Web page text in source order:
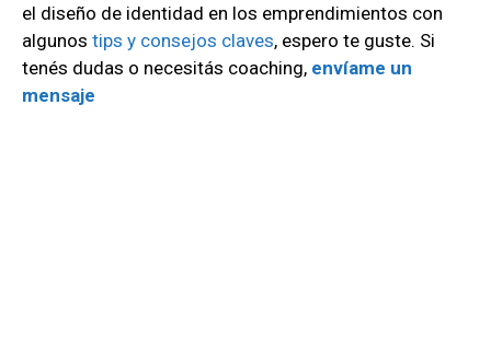
el diseño de identidad en los emprendimientos con
algunos tips y consejos claves, espero te guste. Si
tenés dudas o necesitás coaching, envíame un
mensaje